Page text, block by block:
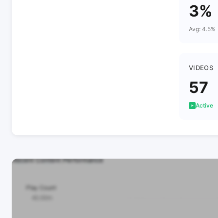
3%
Avg: 4.5%
VIDEOS
57
Active